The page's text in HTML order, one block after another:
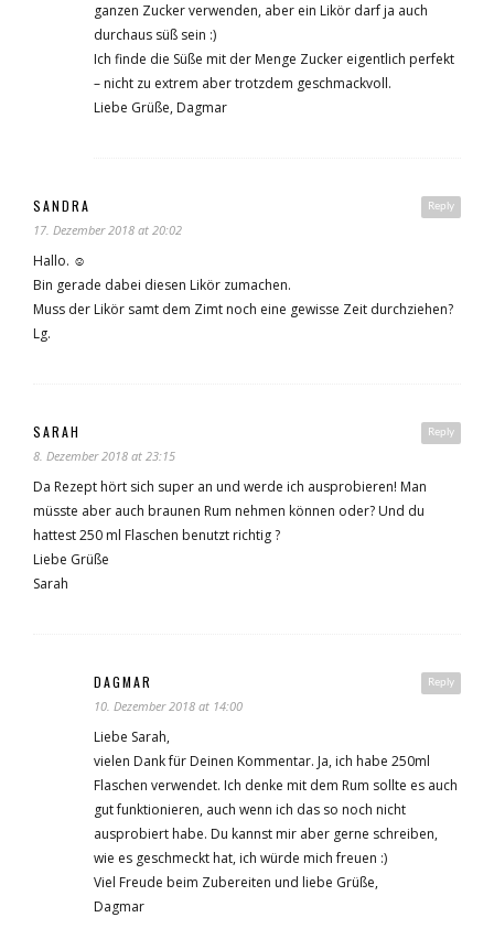
ganzen Zucker verwenden, aber ein Likör darf ja auch
durchaus süß sein :)
Ich finde die Süße mit der Menge Zucker eigentlich perfekt
– nicht zu extrem aber trotzdem geschmackvoll.
Liebe Grüße, Dagmar
Reply
SANDRA
17. Dezember 2018 at 20:02
Hallo. ☺️
Bin gerade dabei diesen Likör zumachen.
Muss der Likör samt dem Zimt noch eine gewisse Zeit durchziehen?
Lg.
Reply
SARAH
8. Dezember 2018 at 23:15
Da Rezept hört sich super an und werde ich ausprobieren! Man
müsste aber auch braunen Rum nehmen können oder? Und du
hattest 250 ml Flaschen benutzt richtig ?
Liebe Grüße
Sarah
Reply
DAGMAR
10. Dezember 2018 at 14:00
Liebe Sarah,
vielen Dank für Deinen Kommentar. Ja, ich habe 250ml
Flaschen verwendet. Ich denke mit dem Rum sollte es auch
gut funktionieren, auch wenn ich das so noch nicht
ausprobiert habe. Du kannst mir aber gerne schreiben,
wie es geschmeckt hat, ich würde mich freuen :)
Viel Freude beim Zubereiten und liebe Grüße,
Dagmar